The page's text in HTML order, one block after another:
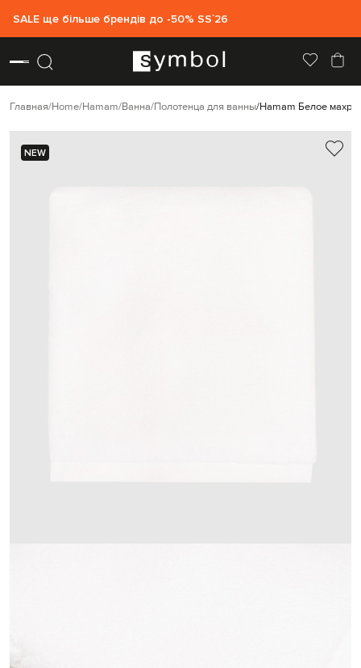
SALE ще більше брендів до -50% SS`26
Главная Home Hamam Ванна Полотенца для ванны Hamam Белое
NEW